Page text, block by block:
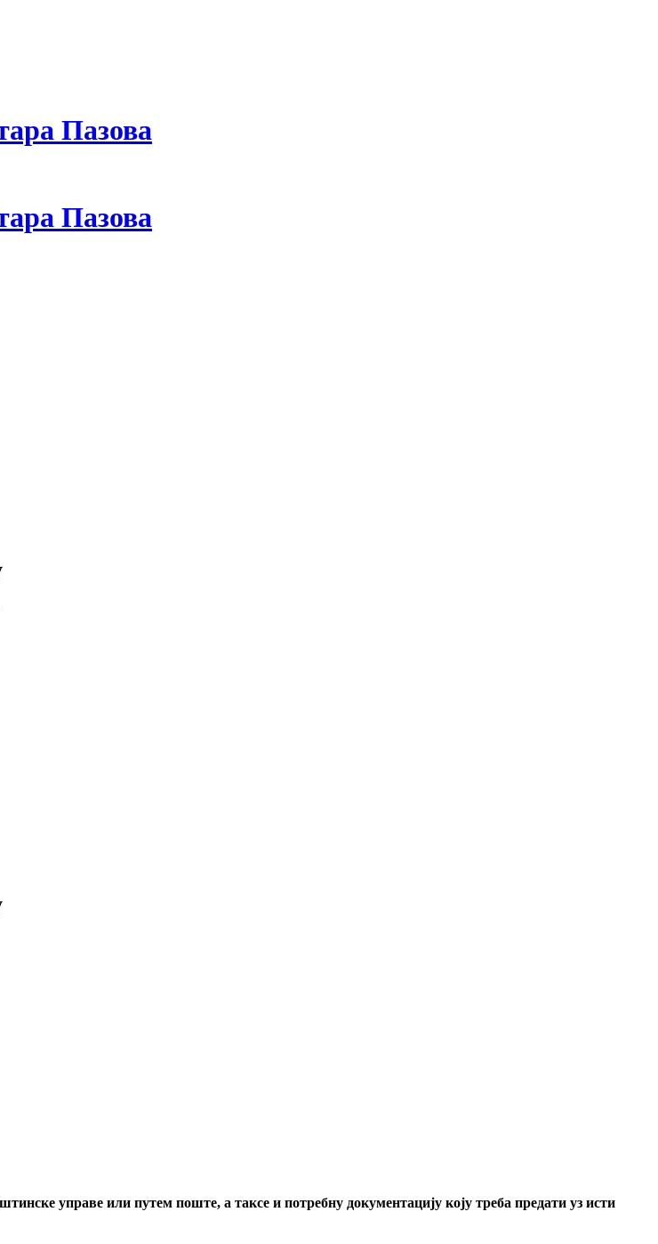
Пазова
Пазова
управе или путем поште, а таксе и потребну документацију коју треба предати уз исти